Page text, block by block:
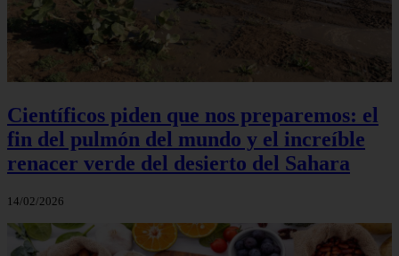
Científicos piden que nos preparemos: el
fin del pulmón del mundo y el increíble
renacer verde del desierto del Sahara
14/02/2026